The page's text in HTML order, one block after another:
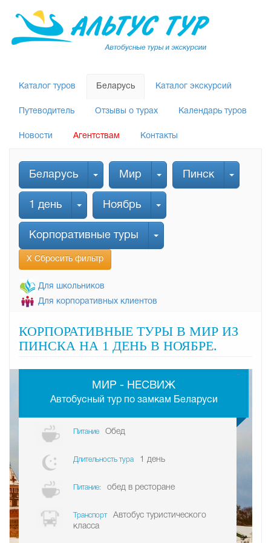
Каталог туров Беларусь Каталог экскурсий
Путеводитель Отзывы о турах Календарь туров
Новости Агентствам Контакты
Беларусь Мир Пинск
1 день Ноябрь
Корпоративные туры
Х Сбросить фильтр
Для школьников
Для корпоративных клиентов
КОРПОРАТИВНЫЕ ТУРЫ В МИР ИЗ
ПИНСКА НА 1 ДЕНЬ В НОЯБРЕ.
МИР - НЕСВИЖ
Автобусный тур по замкам Беларуси
Питание Обед
Длительность тура 1 день
Питание: обед в ресторане
Транспорт
Автобус туристического
класса
-